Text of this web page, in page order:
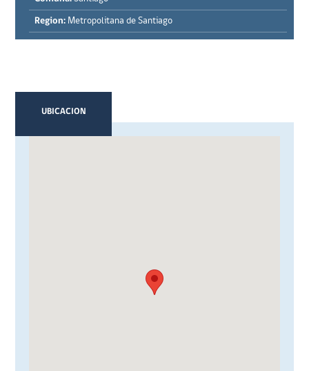
Region: Metropolitana de Santiago
UBICACION